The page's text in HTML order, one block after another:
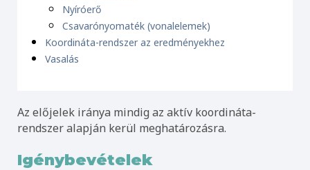
Nyíróerő
Csavarónyomaték (vonalelemek)
Koordináta-rendszer az eredményekhez
Vasalás
Az előjelek iránya mindig az aktív koordináta-
rendszer alapján kerül meghatározásra.
Igénybevételek